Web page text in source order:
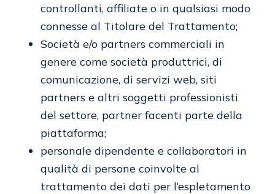
controllanti, affiliate o in qualsiasi modo
connesse al Titolare del Trattamento;
Società e/o partners commerciali in
genere come società produttrici, di
comunicazione, di servizi web, siti
partners e altri soggetti professionisti
del settore, partner facenti parte della
piattaforma;
personale dipendente e collaboratori in
qualità di persone coinvolte al
trattamento dei dati per l’espletamento